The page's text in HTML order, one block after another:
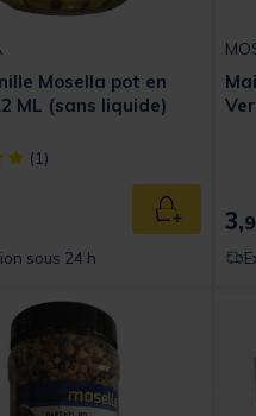
Mosella pot en
ML (sans liquide)
out of 5 Customer Rating
(1)
Ajouter au
sous 24 h
3,